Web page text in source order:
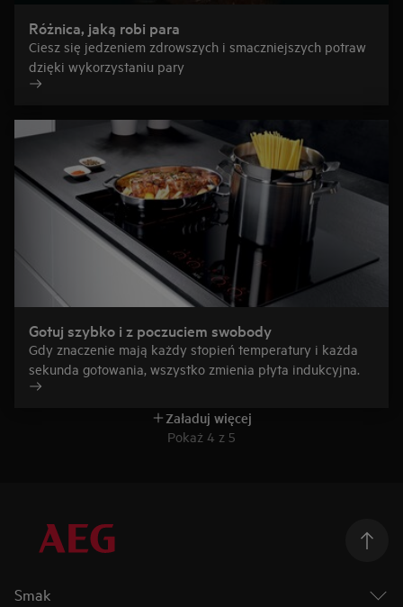
Różnica, jaką robi para
Ciesz się jedzeniem zdrowszych i smaczniejszych potraw
dzięki wykorzystaniu pary
Gotuj szybko i z poczuciem swobody
Gdy znaczenie mają każdy stopień temperatury i każda
sekunda gotowania, wszystko zmienia płyta indukcyjna.
Pokaż 4 z 5
Załaduj więcej
Smak